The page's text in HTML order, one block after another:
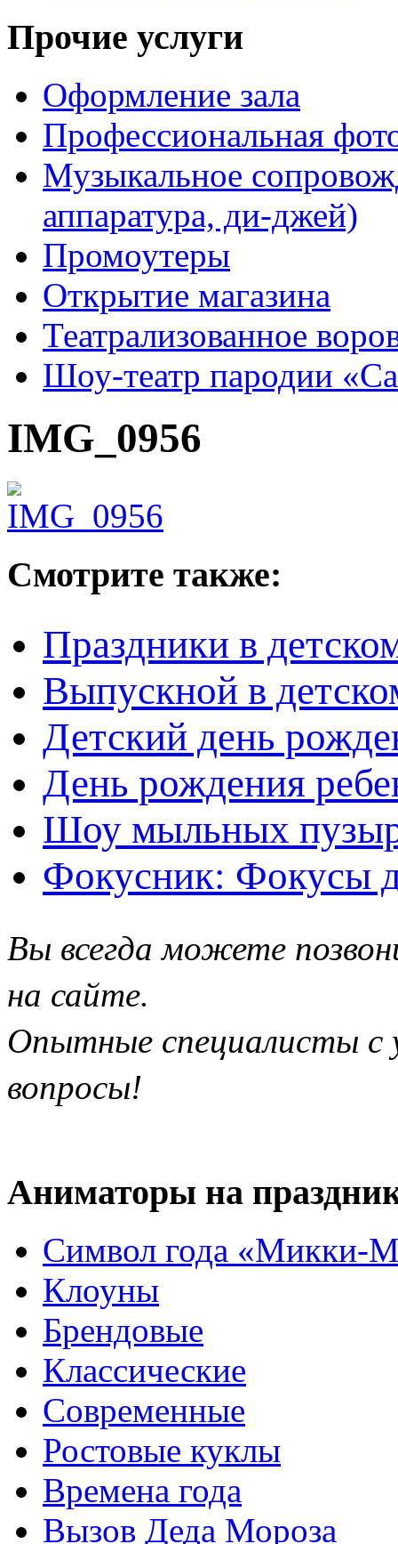
Прочие услуги
Оформление зала
Профессиональная
Музыкальное
аппаратура, ди-джей)
Промоутеры
Открытие магазина
Театрализованное
Шоу-театр пародии
IMG_0956
Смотрите также:
Праздники в
Выпускной в
Детский день
День рождения
Шоу мыльных
Фокусник: Фокусы
Вы всегда можете
на сайте.
Опытные специалисты с
вопросы!
Аниматоры на
Символ года «Микки-
Клоуны
Брендовые
Классические
Современные
Ростовые куклы
Времена года
Вызов Деда Мороза